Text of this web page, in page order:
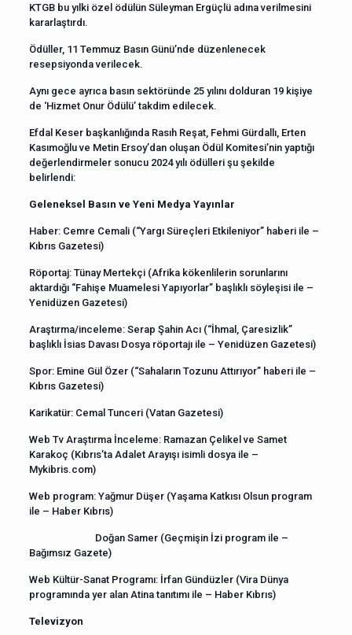
KTGB bu yılki özel ödülün Süleyman Ergüçlü adına verilmesini
kararlaştırdı.
Ödüller, 11 Temmuz Basın Günü’nde düzenlenecek
resepsiyonda verilecek.
Aynı gece ayrıca basın sektöründe 25 yılını dolduran 19 kişiye
de ‘Hizmet Onur Ödülü’ takdim edilecek.
Efdal Keser başkanlığında Rasıh Reşat, Fehmi Gürdallı, Erten
Kasımoğlu ve Metin Ersoy’dan oluşan Ödül Komitesi’nin yaptığı
değerlendirmeler sonucu 2024 yılı ödülleri şu şekilde
belirlendi:
Geleneksel Basın ve Yeni Medya Yayınlar
Haber: Cemre Cemali (“Yargı Süreçleri Etkileniyor” haberi ile –
Kıbrıs Gazetesi)
Röportaj: Tünay Mertekçi (Afrika kökenlilerin sorunlarını
aktardığı “Fahişe Muamelesi Yapıyorlar” başlıklı söyleşisi ile –
Yenidüzen Gazetesi)
Araştırma/inceleme: Serap Şahin Acı (“İhmal, Çaresizlik”
başlıklı İsias Davası Dosya röportajı ile – Yenidüzen Gazetesi)
Spor: Emine Gül Özer (“Sahaların Tozunu Attırıyor” haberi ile –
Kıbrıs Gazetesi)
Karikatür: Cemal Tunceri (Vatan Gazetesi)
Web Tv Araştırma İnceleme: Ramazan Çelikel ve Samet
Karakoç (Kıbrıs’ta Adalet Arayışı isimli dosya ile –
Mykibris.com)
Web program: Yağmur Düşer (Yaşama Katkısı Olsun program
ile – Haber Kıbrıs)
Doğan Samer (Geçmişin İzi program ile –
Bağımsız Gazete)
Web Kültür-Sanat Programı: İrfan Gündüzler (Vira Dünya
programında yer alan Atina tanıtımı ile – Haber Kıbrıs)
Televizyon